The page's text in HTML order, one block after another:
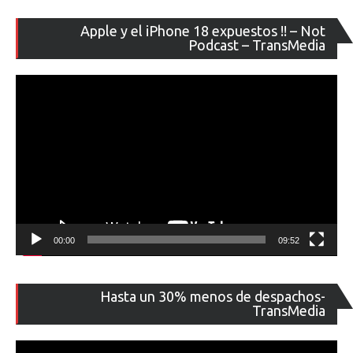
Apple y el iPhone 18 expuestos !! – Not
Podcast – TransMedia
de
00:00 09:52
Hasta un 30% menos de despachos-
TransMedia
de